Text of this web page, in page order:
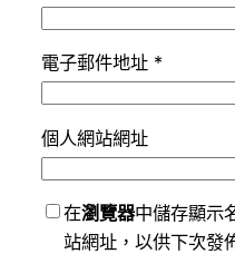
電子郵件地址 *
個人網站網址
在瀏覽器中儲存顯示
站網址，以供下次發